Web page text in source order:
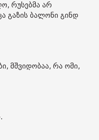
რუსებმა არ
გაზის ბალონი გინდ
მშვიდობაა, რა ომი,